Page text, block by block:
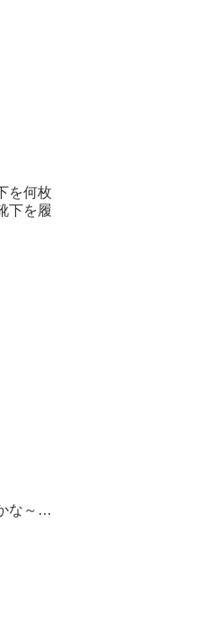
を何枚
下を履
な～…